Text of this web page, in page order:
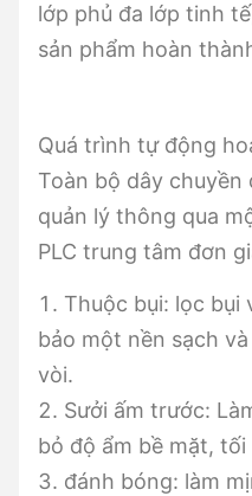
lớp phủ đa lớp tinh
sản phẩm hoàn
Quá trình tự động
Toàn bộ dây
quản lý thông qua
PLC trung tâm đơn
1. Thuộc bụi: lọc bụi
bảo một nền sạch
vòi.
2. Sưởi ấm trước:
bỏ độ ẩm bề mặt,
3. đánh bóng: làm